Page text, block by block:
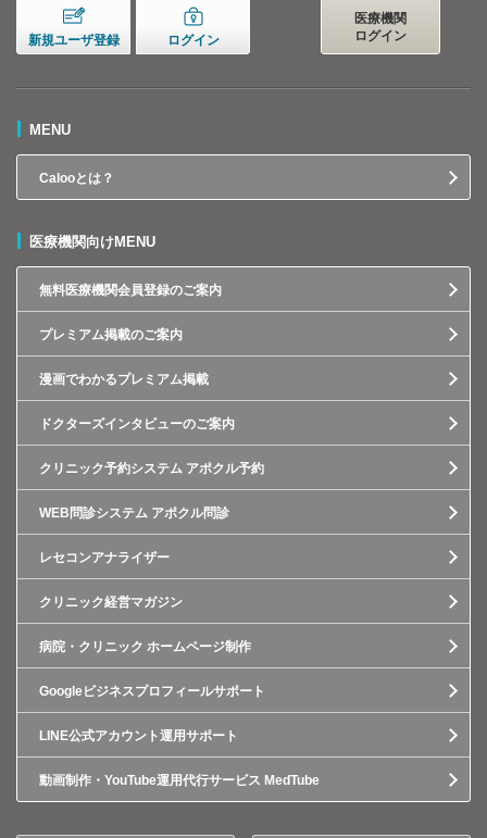
新規ユーザ登録 ログイン
医療機関
ログイン
MENU
Calooとは？
医療機関向けMENU
無料医療機関会員登録のご案内
プレミアム掲載のご案内
漫画でわかるプレミアム掲載
ドクターズインタビューのご案内
クリニック予約システム アポクル予約
WEB問診システム アポクル問診
レセコンアナライザー
クリニック経営マガジン
病院・クリニック ホームページ制作
Googleビジネスプロフィールサポート
LINE公式アカウント運用サポート
動画制作・YouTube運用代行サービス MedTube